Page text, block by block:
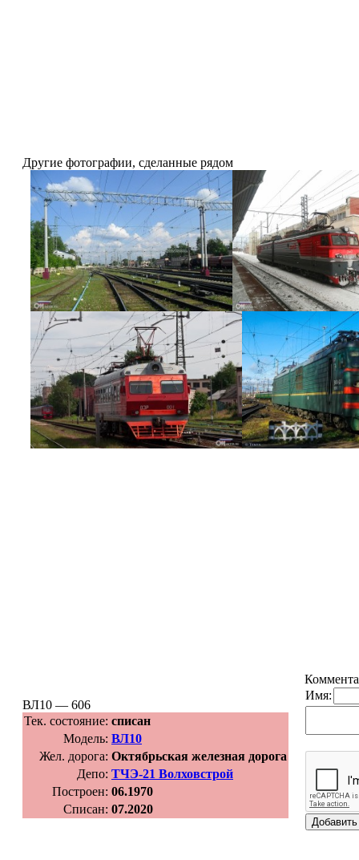
Другие фотографии, сделанные рядом
ВЛ10 — 606
Тек. состояние: списан
Модель: ВЛ10
Жел. дорога: Октябрьская железная дорога
Депо: ТЧЭ-21 Волховстрой
Построен: 06.1970
Списан: 07.2020
Имя: